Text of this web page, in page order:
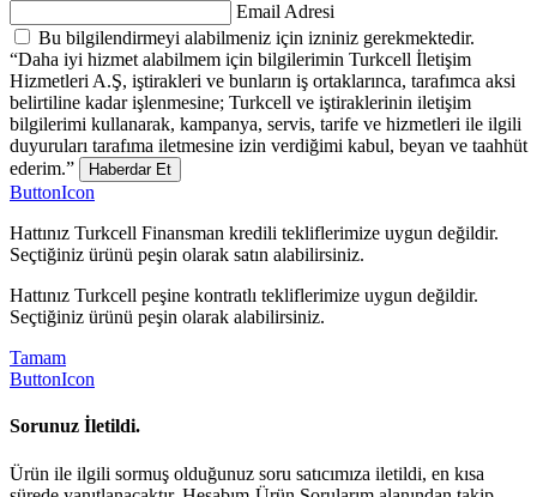
Email Adresi
Bu bilgilendirmeyi alabilmeniz için izniniz gerekmektedir.
“Daha iyi hizmet alabilmem için bilgilerimin Turkcell İletişim
Hizmetleri A.Ş, iştirakleri ve bunların iş ortaklarınca, tarafımca aksi
belirtiline kadar işlenmesine; Turkcell ve iştiraklerinin iletişim
bilgilerimi kullanarak, kampanya, servis, tarife ve hizmetleri ile ilgili
duyuruları tarafıma iletmesine izin verdiğimi kabul, beyan ve taahhüt
ederim.”
Haberdar Et
ButtonIcon
Hattınız Turkcell Finansman kredili tekliflerimize uygun değildir.
Seçtiğiniz ürünü peşin olarak satın alabilirsiniz.
Hattınız Turkcell peşine kontratlı tekliflerimize uygun değildir.
Seçtiğiniz ürünü peşin olarak alabilirsiniz.
Tamam
ButtonIcon
Sorunuz İletildi.
Ürün ile ilgili sormuş olduğunuz soru satıcımıza iletildi, en kısa